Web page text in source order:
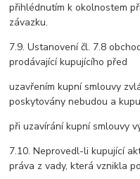
přihlédnutím k okolnostem
závazku.
7.9. Ustanovení čl. 7.8
prodávající kupujícího před
uzavřením kupní smlouvy
poskytovány nebudou a
při uzavírání kupní smlouvy
7.10. Neprovedl-li kupující
práva z vady, která vznikla